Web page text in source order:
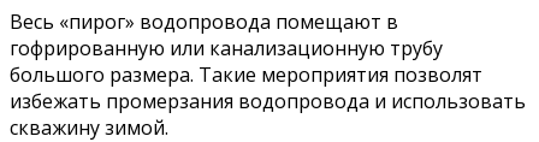
Весь «пирог» водопровода помещают в
гофрированную или канализационную трубу
большого размера. Такие мероприятия позволят
избежать промерзания водопровода и использовать
скважину зимой.